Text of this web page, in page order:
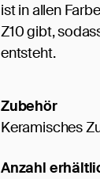
ist in allen
Z10 gibt,
entsteht.
Zubehör
Keramisches
Anzahl